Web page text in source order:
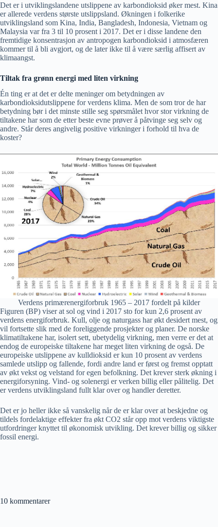
Det er i utviklingslandene utslippene av karbondioksid øker mest. Kina
er allerede verdens største utslippsland. Økningen i folkerike
utviklingsland som Kina, India, Bangladesh, Indonesia, Vietnam og
Malaysia var fra 3 til 10 prosent i 2017. Det er i disse landene den
fremtidige konsentrasjon av antropogen karbondioksid i atmosfæren
kommer til å bli avgjort, og de later ikke til å være særlig affisert av
klimaangst.
Tiltak fra grønn energi med liten virkning
Én ting er at det er delte meninger om betydningen av
karbondioksidutslippene for verdens klima. Men de som tror de har
betydning bør i det minste stille seg spørsmålet hvor stor virkning de
tiltakene har som de etter beste evne prøver å påtvinge seg selv og
andre. Står deres angivelig positive virkninger i forhold til hva de
koster?
Verdens primærenergiforbruk 1965 – 2017 fordelt på kilder
Figuren (BP) viser at sol og vind i 2017 sto for kun 2,6 prosent av
verdens energiforbruk. Kull, olje og naturgass har økt desidert mest, og
vil fortsette slik med de foreliggende prosjekter og planer. De norske
klimatiltakene har, isolert sett, ubetydelig virkning, men verre er det at
endog de europeiske tiltakene har meget liten virkning de også. De
europeiske utslippene av kulldioksid er kun 10 prosent av verdens
samlede utslipp og fallende, fordi andre land er først og fremst opptatt
av økt vekst og velstand for egen befolkning. Det krever sterk økning i
energiforsyning. Vind- og solenergi er verken billig eller pålitelig. Det
er verdens utviklingsland fullt klar over og handler deretter.
Det er jo heller ikke så vanskelig når de er klar over at beskjedne og
tildels fordelaktige effekter fra økt CO2 står opp mot verdens viktigste
utfordringer knyttet til økonomisk utvikling. Det krever billig og sikker
fossil energi.
10 kommentarer